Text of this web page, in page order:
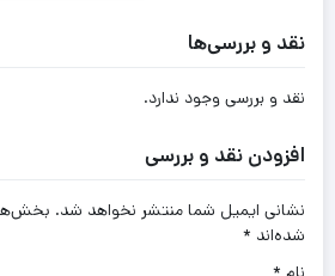
نقد و بررسی‌ها
نقد و بررسی وجود ندارد.
افزودن نقد و بررسی
نشانی ایمیل شما منتشر نخواهد شد.
شده‌اند *